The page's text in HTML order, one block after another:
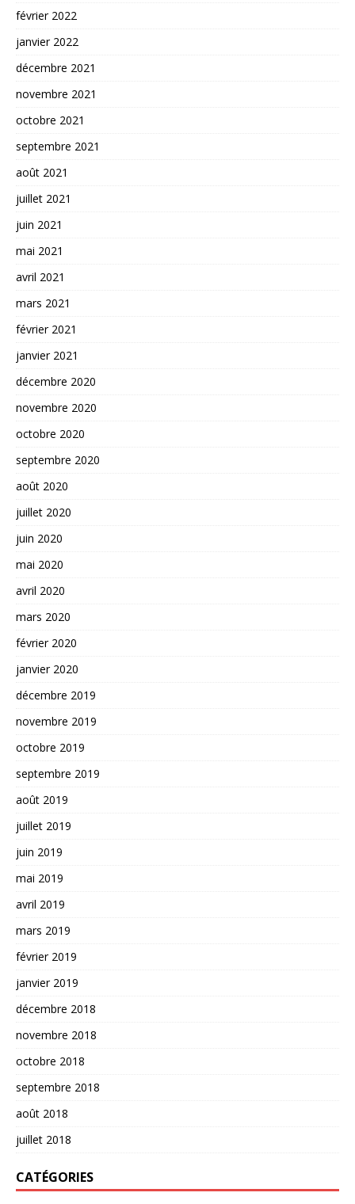
février 2022
janvier 2022
décembre 2021
novembre 2021
octobre 2021
septembre 2021
août 2021
juillet 2021
juin 2021
mai 2021
avril 2021
mars 2021
février 2021
janvier 2021
décembre 2020
novembre 2020
octobre 2020
septembre 2020
août 2020
juillet 2020
juin 2020
mai 2020
avril 2020
mars 2020
février 2020
janvier 2020
décembre 2019
novembre 2019
octobre 2019
septembre 2019
août 2019
juillet 2019
juin 2019
mai 2019
avril 2019
mars 2019
février 2019
janvier 2019
décembre 2018
novembre 2018
octobre 2018
septembre 2018
août 2018
juillet 2018
CATÉGORIES